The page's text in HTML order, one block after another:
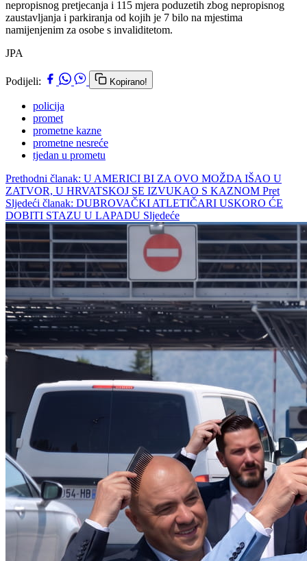
nepropisnog pretjecanja i 115 mjera poduzetih zbog nepropisnog
zaustavljanja i parkiranja od kojih je 7 bilo na mjestima
namijenjenim za osobe s invaliditetom.
JPA
Podijeli: Kopirano!
policija
promet
prometne kazne
prometne nesreće
tjedan u prometu
Prethodni članak: U AMERICI BI ZA OVO MOŽDA IŠAO U
ZATVOR, U HRVATSKOJ SE IZVUKAO S KAZNOM Pret
Sljedeći članak: DUBROVAČKI ATLETIČARI USKORO ĆE
DOBITI STAZU U LAPADU Sljedeće